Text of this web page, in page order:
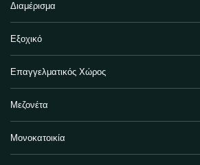
Διαμέρισμα
Εξοχικό
Επαγγελματικός Χώρος
Μεζονέτα
Μονοκατοικία